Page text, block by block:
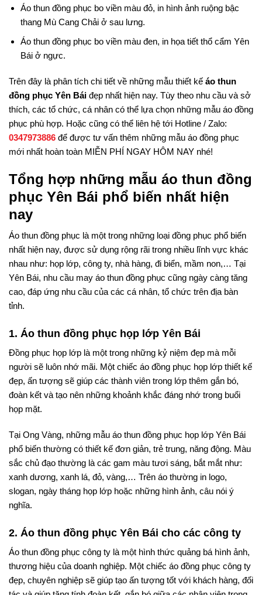
Áo thun đồng phục bo viền màu đỏ, in hình ảnh ruộng bậc
thang Mù Cang Chải ở sau lưng.
Áo thun đồng phục bo viền màu đen, in họa tiết thổ cẩm Yên
Bái ở ngực.
Trên đây là phân tích chi tiết về những mẫu thiết kế áo thun
đồng phục Yên Bái đẹp nhất hiện nay. Tùy theo nhu cầu và sở
thích, các tổ chức, cá nhân có thể lựa chọn những mẫu áo đồng
phục phù hợp. Hoặc cũng có thể liên hệ tới Hotline / Zalo:
0347973886 để được tư vấn thêm những mẫu áo đồng phục
mới nhất hoàn toàn MIỄN PHÍ NGAY HÔM NAY nhé!
Tổng hợp những mẫu áo thun đồng
phục Yên Bái phổ biến nhất hiện
nay
Áo thun đồng phục là một trong những loại đồng phục phổ biến
nhất hiện nay, được sử dụng rộng rãi trong nhiều lĩnh vực khác
nhau như: họp lớp, công ty, nhà hàng, đi biển, mầm non,… Tại
Yên Bái, nhu cầu may áo thun đồng phục cũng ngày càng tăng
cao, đáp ứng nhu cầu của các cá nhân, tổ chức trên địa bàn
tỉnh.
1. Áo thun đồng phục họp lớp Yên Bái
Đồng phục họp lớp là một trong những kỷ niệm đẹp mà mỗi
người sẽ luôn nhớ mãi. Một chiếc áo đồng phục họp lớp thiết kế
đẹp, ấn tượng sẽ giúp các thành viên trong lớp thêm gắn bó,
đoàn kết và tạo nên những khoảnh khắc đáng nhớ trong buổi
họp mặt.
Tại Ong Vàng, những mẫu áo thun đồng phục họp lớp Yên Bái
phổ biến thường có thiết kế đơn giản, trẻ trung, năng động. Màu
sắc chủ đạo thường là các gam màu tươi sáng, bắt mắt như:
xanh dương, xanh lá, đỏ, vàng,… Trên áo thường in logo,
slogan, ngày tháng họp lớp hoặc những hình ảnh, câu nói ý
nghĩa.
2. Áo thun đồng phục Yên Bái cho các công ty
Áo thun đồng phục công ty là một hình thức quảng bá hình ảnh,
thương hiệu của doanh nghiệp. Một chiếc áo đồng phục công ty
đẹp, chuyên nghiệp sẽ giúp tạo ấn tượng tốt với khách hàng, đối